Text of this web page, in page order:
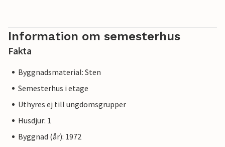
Information om semesterhus
Fakta
Byggnadsmaterial: Sten
Semesterhus i etage
Uthyres ej till ungdomsgrupper
Husdjur: 1
Byggnad (år): 1972